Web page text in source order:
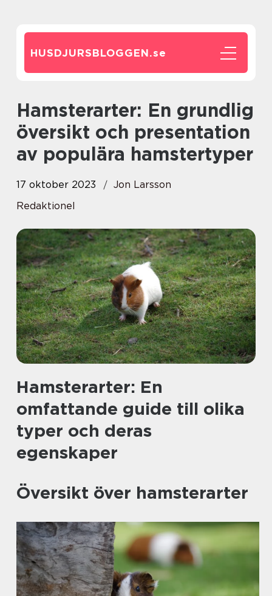
HUSDJURSBLOGGEN.se
Hamsterarter: En grundlig
översikt och presentation
av populära hamstertyper
17 oktober 2023
Jon Larsson
Redaktionel
Hamsterarter: En
omfattande guide till olika
typer och deras
egenskaper
Översikt över hamsterarter